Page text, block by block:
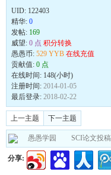
UID: 122403
精华: 0
发帖: 169
威望: 0 点 积分转换
愚愚币: 529 YYB 在线充值
贡献值: 0 点
在线时间: 148(小时)
注册时间: 2014-01-05
最后登录: 2018-02-22
上一主题 下一主题
愚愚学园 SCI论文投稿
分享: